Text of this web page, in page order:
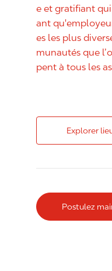
e et gratifiant
ant
es les plus
munautés que
pent à tous les
Explorer
Postulez